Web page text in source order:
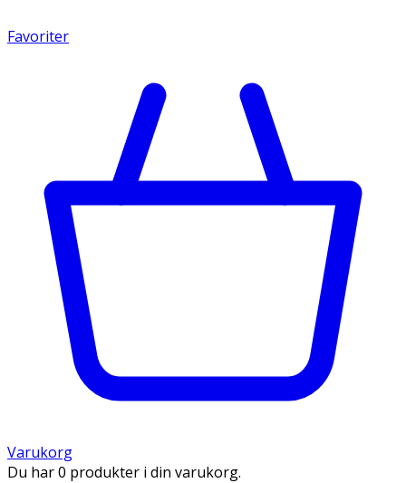
Favoriter
Varukorg
Du har 0 produkter i din varukorg.